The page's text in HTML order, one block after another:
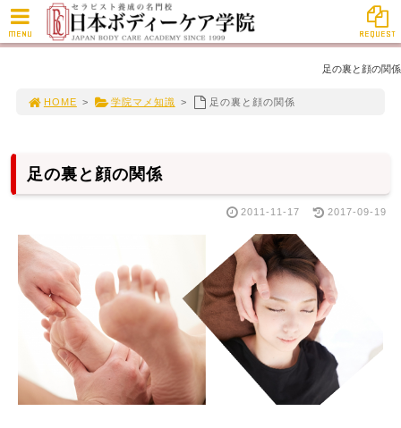
足の裏と顔の関係
HOME > 学院マメ知識 > 足の裏と顔の関係
足の裏と顔の関係
2011-11-17 2017-09-19
MENU REQUEST